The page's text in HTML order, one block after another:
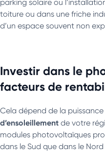
parking solaire ou
toiture ou dans une friche
d’un espace souvent non
Investir dans le
facteurs de
Cela dépend de la
d’ensoleillement de votre
modules photovoltaïques
dans le Sud que dans le